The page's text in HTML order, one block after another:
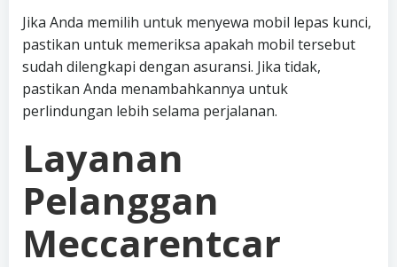
Jika Anda memilih untuk menyewa mobil lepas kunci,
pastikan untuk memeriksa apakah mobil tersebut
sudah dilengkapi dengan asuransi. Jika tidak,
pastikan Anda menambahkannya untuk
perlindungan lebih selama perjalanan.
Layanan
Pelanggan
Meccarentcar